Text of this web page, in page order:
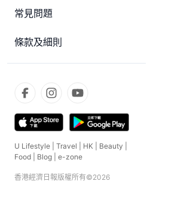
常見問題
條款及細則
U Lifestyle Travel HK Beauty
Food
Blog e-zone
香港經濟日報版權所有©2026